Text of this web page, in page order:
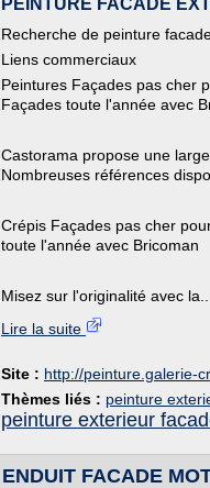
PEINTURE FACADE
Recherche de peinture
Liens commerciaux
Peintures Façades pas cher
Façades toute l'année avec
Castorama propose une
Nombreuses références
Crépis Façades pas cher
toute l'année avec Bricoman
Misez sur l'originalité avec la...
Lire la suite
Site : http://peinture.galerie-
Thèmes liés : peinture
peinture exterieur
ENDUIT FACADE